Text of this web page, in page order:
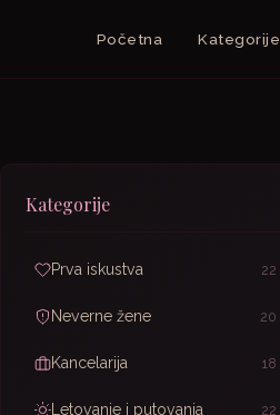
Početna Kategorije
Kategorije
Prva iskustva 22
Neverne žene 20
Kancelarija 18
Letovanje i putovanja 22